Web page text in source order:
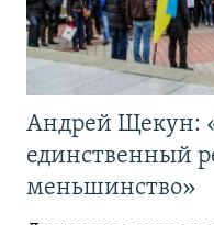
Андрей Щекун:
единственный
меньшинство»